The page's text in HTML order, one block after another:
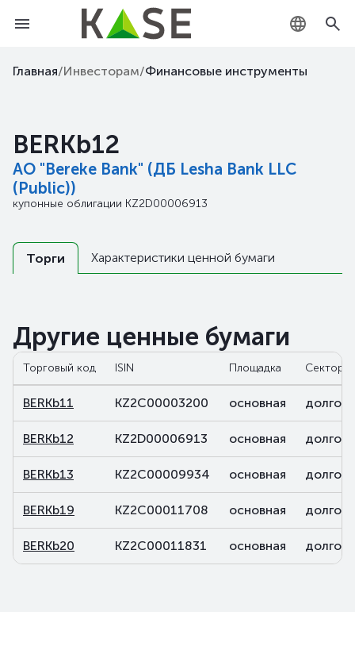
KZ
Главная/Инвесторам/Финансовые инструменты
BERKb12
АО "Bereke Bank" (ДБ Lesha Bank LLC
(Public))
купонные облигации KZ2D00006913
Торги Характеристики ценной бумаги
Другие ценные бумаги
Торговый код ISIN Площадка Сектор
BERKb11 KZ2C00003200 основная
BERKb12 KZ2D00006913 основная
BERKb13 KZ2C00009934 основная
BERKb19 KZ2C00011708 основная
BERKb20 KZ2C00011831 основная